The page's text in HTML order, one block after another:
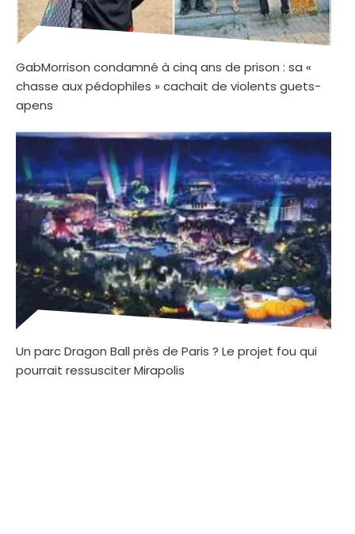
GabMorrison condamné à cinq ans de prison : sa «
chasse aux pédophiles » cachait de violents guets-
apens
Un parc Dragon Ball près de Paris ? Le projet fou qui
pourrait ressusciter Mirapolis